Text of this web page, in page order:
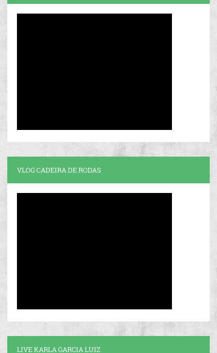
VLOG CADEIRA DE RODAS
LIVE KARLA GARCIA LUIZ